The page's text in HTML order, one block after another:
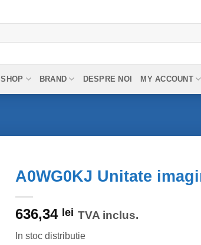
SHOP BRAND DESPRE NOI MY ACCOUNT
A0WG0KJ Unitate
636,34 lei TVA inclus.
In stoc distributie